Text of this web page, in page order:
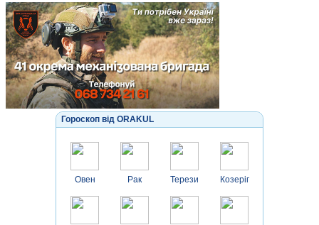
Гороскоп від ORAKUL
Овен Рак Терези Козеріг